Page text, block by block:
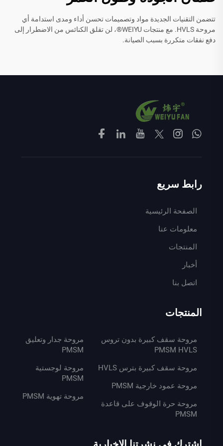
تتضمن التقنيات الجديدة مواد وتصميمات تحسن أداء ومدى استدامة أي
مروحة HVLS. مع منتجات WEIYU®، لن تقلق الكنائس من الاضطرار إلى
دفع نفقات متكررة بسبب الصيانة.
رابط سريع
الصفحة الرئيسية
معلومات عنا
المنتجات
أخبار
اتصل بنا
المنتجات
مروحة سقف كبيرة بدون تروس
PMSM HVLS
مروحة سقف كبيرة بترس HVLS
مروحة عمود خارجية PMSM
مروحة حرة الوقوف على قاعدة
PMSM
مروحة جدار وتعليق
PMSM
مروحة لوجستية
PMSM
مروحة تهوية PMSM